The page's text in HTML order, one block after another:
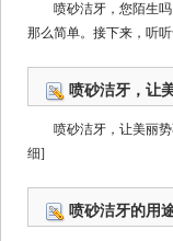
喷砂洁牙，您陌生
那么简单。接下来，听
喷砂洁牙，让
喷砂洁牙，让美丽
细]
喷砂洁牙的用